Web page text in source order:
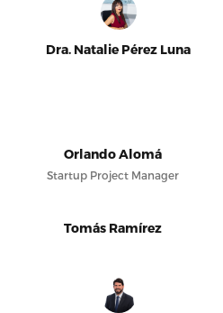
Dra. Natalie Pérez Luna
Orlando Alomá
Startup Project Manager
Tomás Ramírez